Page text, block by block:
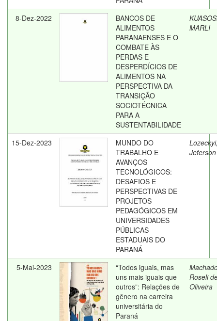
8-Dez-2022
BANCOS DE
ALIMENTOS
PARANAENSES E O
COMBATE ÀS
PERDAS E
DESPERDÍCIOS DE
ALIMENTOS NA
PERSPECTIVA DA
TRANSIÇÃO
SOCIOTÉCNICA
PARA A
SUSTENTABILIDADE
MARLI
15-Dez-2023
MUNDO DO
TRABALHO E
AVANÇOS
TECNOLÓGICOS:
DESAFIOS E
PERSPECTIVAS DE
PROJETOS
PEDAGÓGICOS EM
UNIVERSIDADES
PÚBLICAS
ESTADUAIS DO
PARANÁ
Jeferson
5-Mai-2023
“Todos iguais, mas
uns mais iguais que
outros”: Relações de
gênero na carreira
universitária do
Paraná
Roseli
Oliveira